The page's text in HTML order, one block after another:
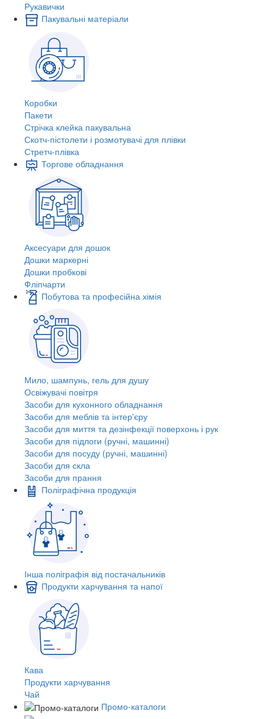
Рукавички
Пакувальні матеріали
Коробки
Пакети
Стрічка клейка пакувальна
Скотч-пістолети і розмотувачі для плівки
Стретч-плівка
Торгове обладнання
Аксесуари для дошок
Дошки маркерні
Дошки пробкові
Фліпчарти
Побутова та професійна хімія
Мило, шампунь, гель для душу
Освіжувачі повітря
Засоби для кухонного обладнання
Засоби для меблів та інтер'єру
Засоби для миття та дезінфекції поверхонь і рук
Засоби для підлоги (ручні, машинні)
Засоби для посуду (ручні, машинні)
Засоби для скла
Засоби для прання
Поліграфічна продукція
Інша поліграфія від постачальників
Продукти харчування та напої
Кава
Продукти харчування
Чай
Промо-каталоги